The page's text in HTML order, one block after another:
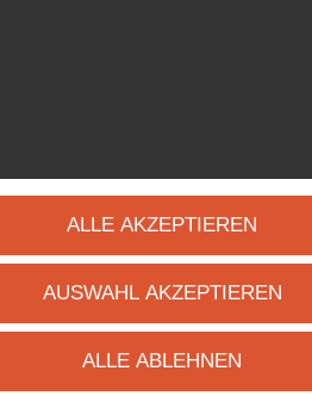
ALLE AKZEPTIEREN
AUSWAHL AKZEPTIEREN
ALLE ABLEHNEN